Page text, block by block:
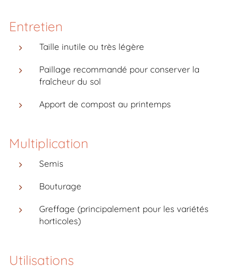
Entretien
Taille inutile ou très légère
Paillage recommandé pour conserver la
fraîcheur du sol
Apport de compost au printemps
Multiplication
Semis
Bouturage
Greffage (principalement pour les variétés
horticoles)
Utilisations